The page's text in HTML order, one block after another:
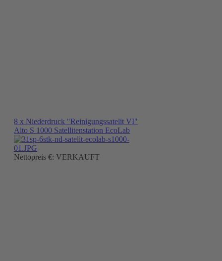
8 x Niederdruck "Reinigungssatelit VI"
Alto S 1000 Satellitenstation EcoLab
Nettopreis €: VERKAUFT